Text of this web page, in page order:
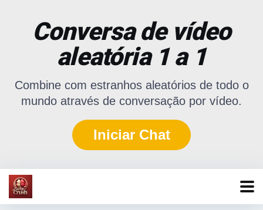
Conversa de vídeo
aleatória 1 a 1
Combine com estranhos aleatórios de todo o
mundo através de conversação por vídeo.
Iniciar Chat